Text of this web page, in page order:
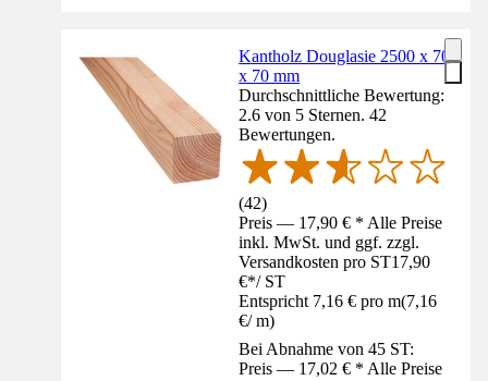
Kantholz Douglasie 2500 x 70
x 70 mm
Durchschnittliche Bewertung:
2.6 von 5 Sternen. 42
Bewertungen.
(42)
Preis — 17,90 € * Alle Preise
inkl. MwSt. und ggf. zzgl.
Versandkosten pro ST17,90
€*/ ST
Entspricht 7,16 € pro m(7,16
€/ m)
Bei Abnahme von 45 ST:
Preis — 17,02 € * Alle Preise